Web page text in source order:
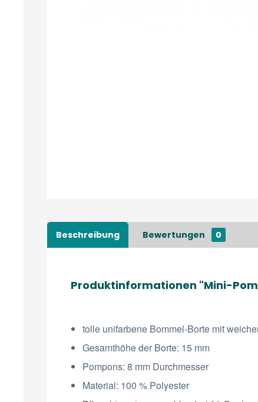
Beschreibung Bewertungen 0
Produktinformationen "Mini-
tolle unifarbene Bommel-Borte mit
Gesamthöhe der Borte: 15 mm
Pompons: 8 mm Durchmesser
Material: 100 % Polyester